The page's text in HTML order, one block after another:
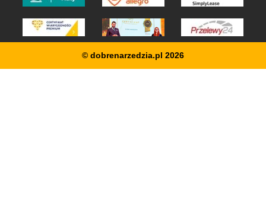
© dobrenarzedzia.pl 2026